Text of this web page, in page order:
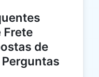
Frete
de